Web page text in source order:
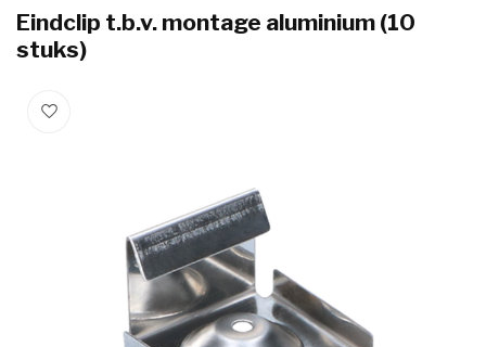
Eindclip t.b.v. montage aluminium (10
stuks)